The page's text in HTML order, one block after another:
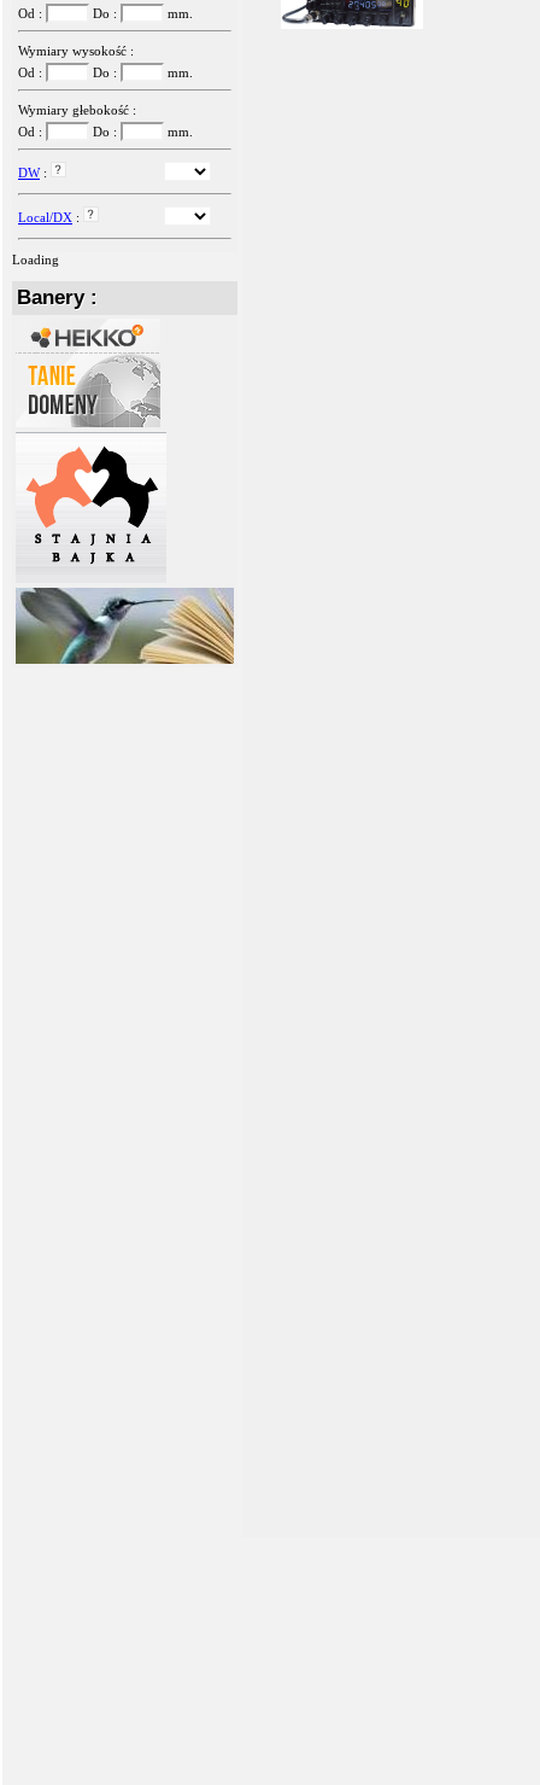
Od :
Do : mm.
Wymiary wysokość :
Od :
Do : mm.
Wymiary głebokość :
Od :
Do : mm.
DW:
Local/DX :
Loading
Banery :